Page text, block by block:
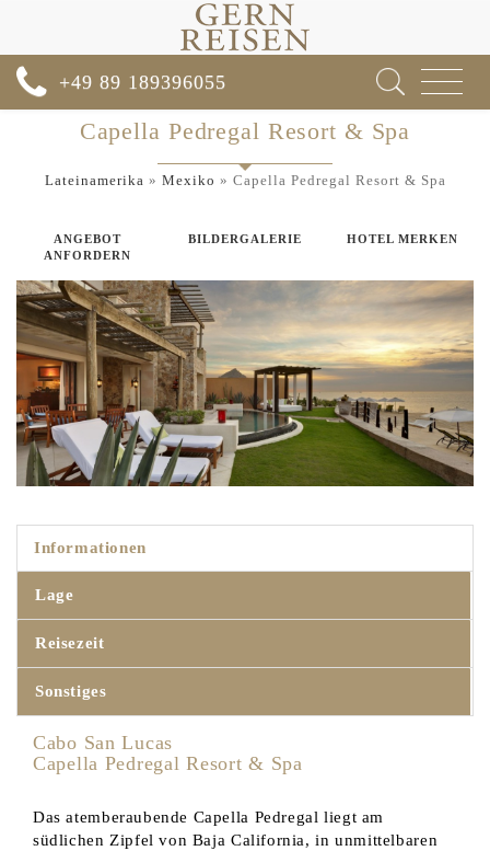
Toggle
+49 89 189396055
Capella Pedregal Resort & Spa
Lateinamerika » Mexiko » Capella Pedregal Resort & Spa
ANGEBOT
ANFORDERN
BILDERGALERIE HOTEL MERKEN
Informationen
Lage
Reisezeit
Sonstiges
Cabo San Lucas
Capella Pedregal Resort & Spa
Das atemberaubende Capella Pedregal liegt am
südlichen Zipfel von Baja California, in unmittelbaren